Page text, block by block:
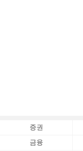
증권
금융